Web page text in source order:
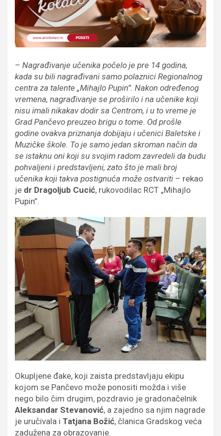
– Nagrađivanje učenika počelo je pre 14 godina,
kada su bili nagrađivani samo polaznici Regionalnog
centra za talente „Mihajlo Pupin”. Nakon određenog
vremena, nagrađivanje se proširilo i na učenike koji
nisu imali nikakav dodir sa Centrom, i u to vreme je
Grad Pančevo preuzeo brigu o tome. Od prošle
godine ovakva priznanja dobijaju i učenici Baletske i
Muzičke škole. To je samo jedan skroman način da
se istaknu oni koji su svojim radom zavredeli da budu
pohvaljeni i predstavljeni, zato što je mali broj
učenika koji takva postignuća može ostvariti – rekao
je dr Dragoljub Cucić, rukovodilac RCT „Mihajlo
Pupin”.
Okupljene đake, koji zaista predstavljaju ekipu
kojom se Pančevo može ponositi možda i više
nego bilo čim drugim, pozdravio je gradonačelnik
Aleksandar Stevanović, a zajedno sa njim nagrade
je uručivala i Tatjana Božić, članica Gradskog veća
zadužena za obrazovanje.